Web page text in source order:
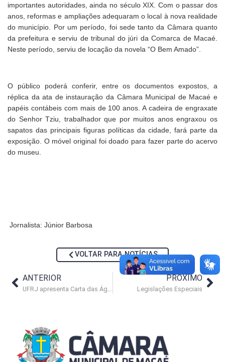
importantes autoridades, ainda no século XIX. Com o passar dos
anos, reformas e ampliações adequaram o local à nova realidade
do município. Por um período, foi sede tanto da Câmara quanto
da prefeitura e serviu de tribunal do júri da Comarca de Macaé.
Neste período, serviu de locação da novela “O Bem Amado”.
O público poderá conferir, entre os documentos expostos, a
réplica da ata de instauração da Câmara Municipal de Macaé e
papéis contábeis com mais de 100 anos. A cadeira de engraxate
do Senhor Tziu, trabalhador que por muitos anos engraxou os
sapatos das principais figuras políticas da cidade, fará parte da
exposição. O móvel original foi doado para fazer parte do acervo
do museu.
Jornalista: Júnior Barbosa
VOLTAR PARA NOTÍCIAS
ANTERIOR PRÓXIMO
Legislações Especiais